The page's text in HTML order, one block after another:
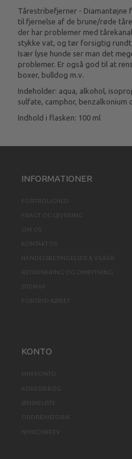
Tårestribefjerner -
til fjernelse af de brune/røde
der har problemer med
stykke vat, og tør forsigtig
Især lyse hunde ser man det
problemer. Er også god til at
boxer, bulldog m.v.
Indeholder: aqua, alkohol,
sulfate, camphor, benzalkonium
Indhold i flasken: 100 ml
INFORMATIONER
FORTROLIGHED
FRAGT OG LEVERING
OM OS
KONTAKT OS
HANDELSBETINGELSER & VILKÅR
RETURNERING OG OMBYTNING
SITEMAP
FORTRYD KØBET
KONTO
MIN KONTO
ADRESSEBOG
ØNSKELISTE
ORDREHISTORIK
NYHEDSBREV